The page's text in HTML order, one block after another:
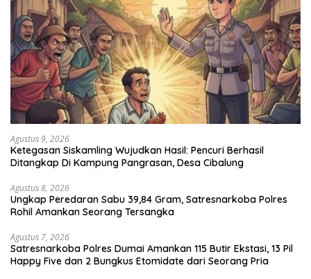
Agustus 9, 2026
Ketegasan Siskamling Wujudkan Hasil: Pencuri Berhasil
Ditangkap Di Kampung Pangrasan, Desa Cibalung
Agustus 8, 2026
Ungkap Peredaran Sabu 39,84 Gram, Satresnarkoba Polres
Rohil Amankan Seorang Tersangka
Agustus 7, 2026
Satresnarkoba Polres Dumai Amankan 115 Butir Ekstasi, 13 Pil
Happy Five dan 2 Bungkus Etomidate dari Seorang Pria